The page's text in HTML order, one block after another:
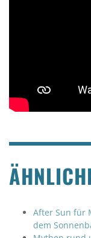
After Sun für
dem